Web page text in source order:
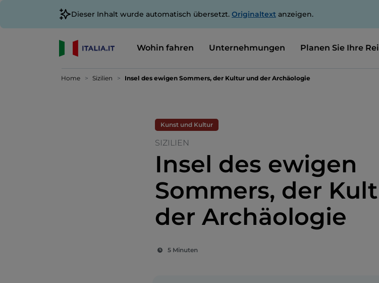
Dieser Inhalt wurde automatisch übersetzt. Originaltext anzeigen.
Wohin fahren Unternehmungen Planen Sie Ihre
Home Sizilien Insel des ewigen Sommers, der Kultur und der Archäologie
Kunst und Kultur
SIZILIEN
Insel des ewigen
Sommers, der
der Archäologie
5 Minuten